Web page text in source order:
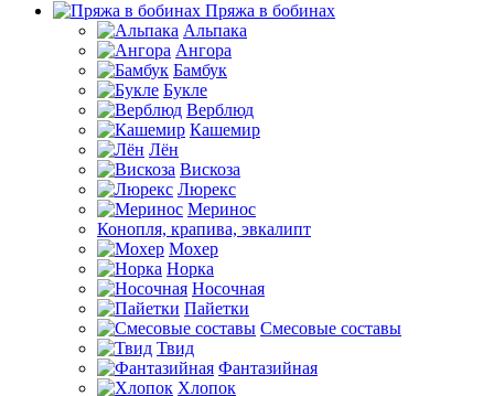
Пряжа в бобинах
Альпака
Ангора
Бамбук
Букле
Верблюд
Кашемир
Лён
Вискоза
Люрекс
Меринос
Конопля, крапива, эвкалипт
Мохер
Норка
Носочная
Пайетки
Смесовые составы
Твид
Фантазийная
Хлопок